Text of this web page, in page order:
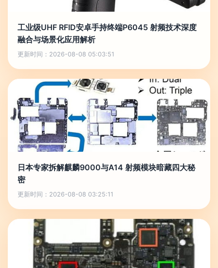
工业级UHF RFID安卓手持终端P6045 射频技术深度
融合与场景化应用解析
更新时间：2026-08-08 05:03:51
日本专家拆解麒麟9000与A14 射频模块暗藏四大秘
密
更新时间：2026-08-08 03:25:11